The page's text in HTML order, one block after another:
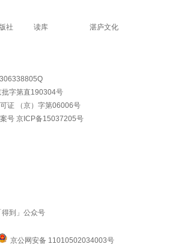
社 读库
湛庐文化
字第直190304号
证 （京）字第06006号
号 京ICP备15037205号
到」公众号
京公网安备 11010502034003号